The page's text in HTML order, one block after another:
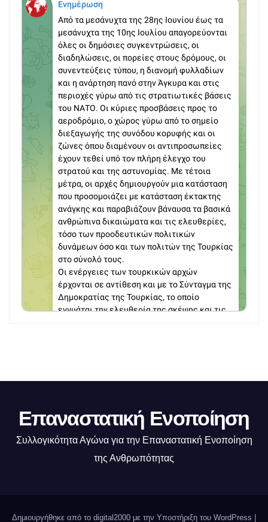
Επαναστατική Ενοποίηση
Συλλογικότητα Αγώνα για την Επαναστατική Ενοποίηση
της Ανθρωπότητας
Δημιουργήθηκε από το digital2000 με την Υποστήριξη του WordPress